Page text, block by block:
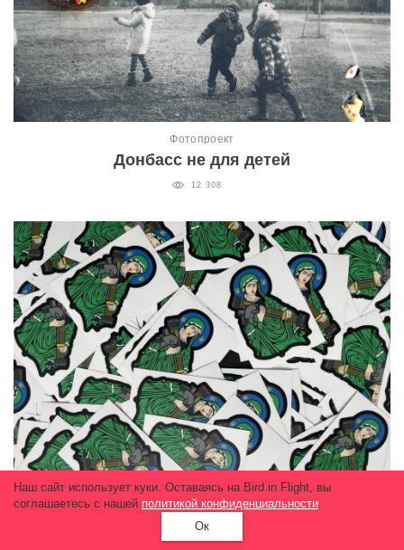
Фотопроект
Донбасс не для детей
12 308
Канадский репортер собрал $20 тысяч для
детей-сирот Украины, продавая стикеры
Наш сайт использует куки. Оставаясь на Bird in Flight, вы
соглашаетесь с нашей политикой конфиденциальности.
Ок